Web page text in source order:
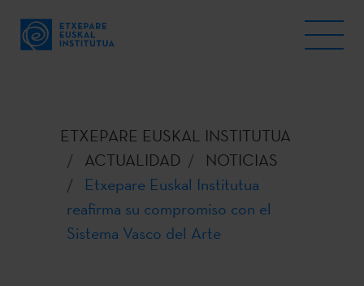
ETXEPARE EUSKAL INSTITUTUA
ACTUALIDAD
NOTICIAS
Etxepare Euskal Institutua
reafirma su compromiso con el
Sistema Vasco del Arte